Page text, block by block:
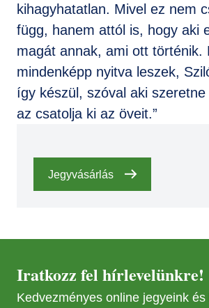
kihagyhatatlan. Mivel ez nem
függ, hanem attól is, hogy aki
magát annak, ami ott történik.
mindenképp nyitva leszek,
így készül, szóval aki szeretne
az csatolja ki az öveit.”
Jegyvásárlás
Iratkozz fel hírlevelünkre!
Kedvezményes online jegyeink